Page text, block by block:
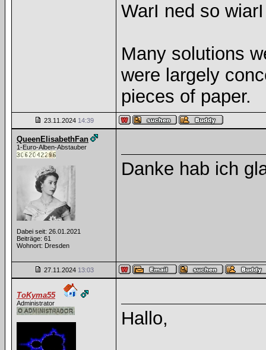
WarI ned so
Many solutions
were largely
pieces of paper.
23.11.2024 14:39
QueenElisabethFan
1-Euro-Alben-Abstauber
Dabei seit: 26.01.2021
Beiträge: 61
Wohnort: Dresden
Danke hab ich
27.11.2024 13:03
ToKyma55
Administrator
Hallo,